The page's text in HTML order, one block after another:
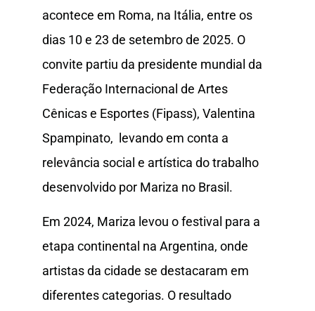
acontece em Roma, na Itália, entre os
dias 10 e 23 de setembro de 2025. O
convite partiu da presidente mundial da
Federação Internacional de Artes
Cênicas e Esportes (Fipass), Valentina
Spampinato, levando em conta a
relevância social e artística do trabalho
desenvolvido por Mariza no Brasil.
Em 2024, Mariza levou o festival para a
etapa continental na Argentina, onde
artistas da cidade se destacaram em
diferentes categorias. O resultado